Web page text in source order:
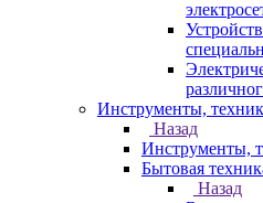
Инструменты,
Назад
Инструменты,
Бытовая
Назад